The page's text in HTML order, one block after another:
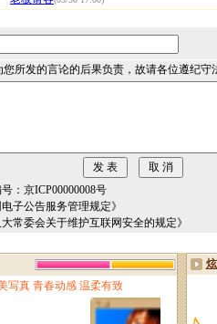
您所发的言论的后果负责，故请各位遵纪守
：京ICP00000008号
子公告服务管理规定》
常委会关于维护互联网安全的规定》